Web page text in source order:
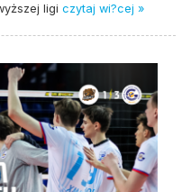
ligi czytaj wi?cej »